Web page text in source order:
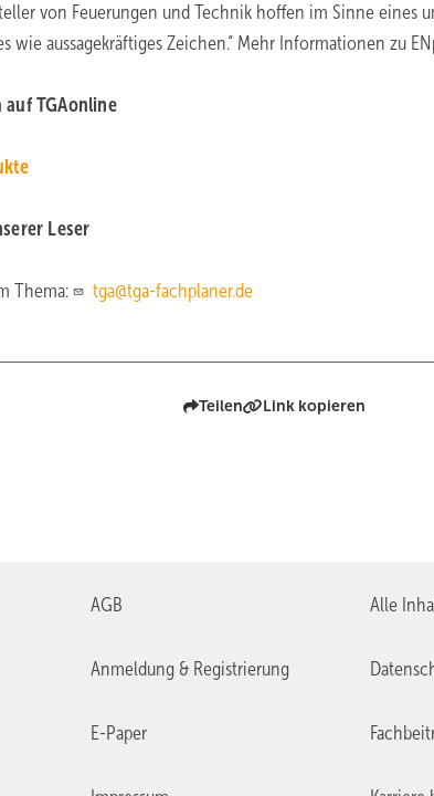
von Feuerungen und Technik hoffen im Sinne eines
wie aussagekräftiges Zeichen.“ Mehr Informationen zu
auf TGAonline
Leser
Thema:
tga@tga-fachplaner.de
Teilen Link kopieren
AGB Alle
Anmeldung & Registrierung
E-Paper